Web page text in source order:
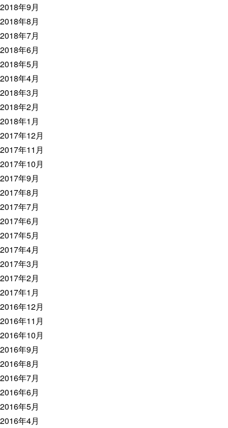
2018年9月
2018年8月
2018年7月
2018年6月
2018年5月
2018年4月
2018年3月
2018年2月
2018年1月
2017年12月
2017年11月
2017年10月
2017年9月
2017年8月
2017年7月
2017年6月
2017年5月
2017年4月
2017年3月
2017年2月
2017年1月
2016年12月
2016年11月
2016年10月
2016年9月
2016年8月
2016年7月
2016年6月
2016年5月
2016年4月